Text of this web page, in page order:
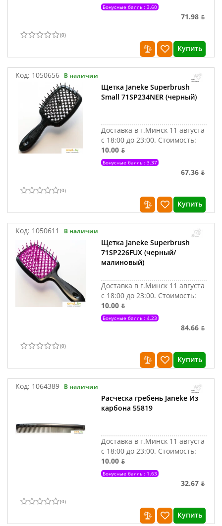
Бонусные баллы: 3.60
71.98 ƃ
(0)
Купить
Код: 1050656 В наличии
Щетка Janeke Superbrush
Small 71SP234NER (черный)
Доставка в г.Минск 11 августа
с 18:00 до 23:00. Стоимость:
10.00 ƃ
Бонусные баллы: 3.37
67.36 ƃ
(0)
Купить
Код: 1050611 В наличии
Щетка Janeke Superbrush
71SP226FUX (черный/
малиновый)
Доставка в г.Минск 11 августа
с 18:00 до 23:00. Стоимость:
10.00 ƃ
Бонусные баллы: 4.23
84.66 ƃ
(0)
Купить
Код: 1064389 В наличии
Расческа гребень Janeke Из
карбона 55819
Доставка в г.Минск 11 августа
с 18:00 до 23:00. Стоимость:
10.00 ƃ
Бонусные баллы: 1.63
32.67 ƃ
(0)
Купить